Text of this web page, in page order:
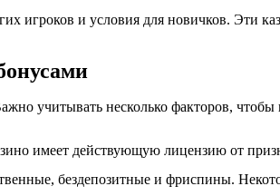
игроков и условия для новичков. Эти
учитывать несколько факторов,
имеет действующую лицензию от
бездепозитные и фриспины.